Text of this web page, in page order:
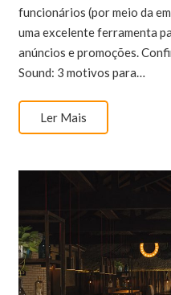
funcionários (por meio da
uma excelente ferramenta
anúncios e promoções.
Sound: 3 motivos para…
Ler Mais